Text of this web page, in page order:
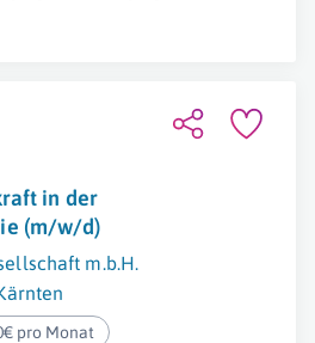
in der
(m/w/d)
m.b.H.
pro Monat